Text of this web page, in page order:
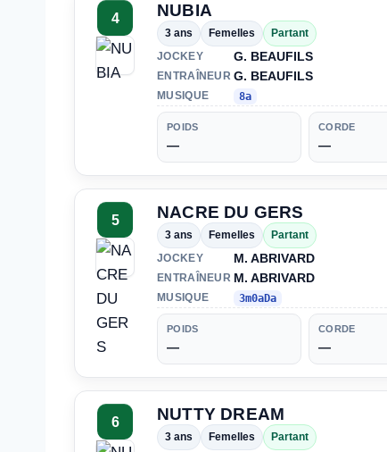
4 NUBIA
3 ans Femelles
Partant
JOCKEY
G. BEAUFILS
ENTRAÎNEUR G. BEAUFILS
MUSIQUE 8a
POIDS
—
CORDE
—
5 NACRE DU GERS
3 ans Femelles
Partant
JOCKEY
M. ABRIVARD
ENTRAÎNEUR M. ABRIVARD
MUSIQUE 3m0aDa
POIDS
—
CORDE
—
6 NUTTY DREAM
3 ans Femelles
Partant